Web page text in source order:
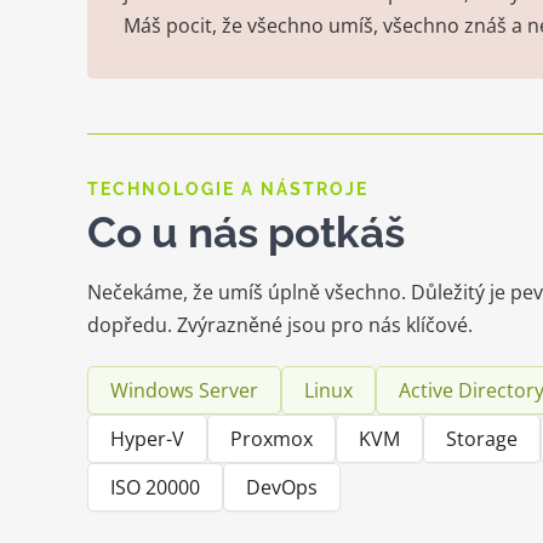
Máš pocit, že všechno umíš, všechno znáš a
TECHNOLOGIE A NÁSTROJE
Co u nás potkáš
Nečekáme, že umíš úplně všechno. Důležitý je
dopředu. Zvýrazněné jsou pro nás klíčové.
Windows Server Linux
Active Directory
Hyper-V
Proxmox KVM
Storage
ISO 20000
DevOps